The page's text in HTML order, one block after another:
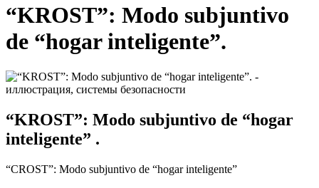
“KROST”: Modo subjuntivo
de “hogar inteligente”.
“KROST”: Modo subjuntivo de “hogar
inteligente” .
“CROST”: Modo subjuntivo de “hogar inteligente”